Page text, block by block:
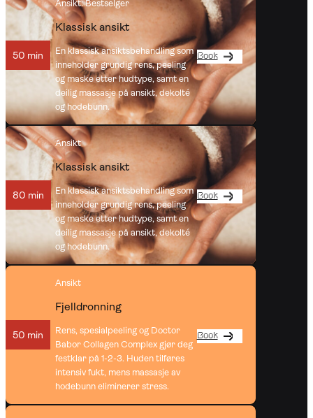
50 min
Ansikt: Bestselger
Klassisk ansikt
En klassisk ansiktsbehandling som
inneholder grundig rens, peeling
og maske etter hudtype, samt en
deilig massasje på ansikt, dekolté
og hodebunn.
Book
80 min
Ansikt
Klassisk ansikt
En klassisk ansiktsbehandling som
inneholder grundig rens, peeling
og maske etter hudtype, samt en
deilig massasje på ansikt, dekolté
og hodebunn.
Book
50 min
Ansikt
Fjelldronning
Rens, spesialpeeling og Doctor
Babor Collagen Complex gjør deg
festklar på 1-2-3. Huden tilføres
intensiv fukt, mens massasje av
hodebunn eliminerer stress.
Book